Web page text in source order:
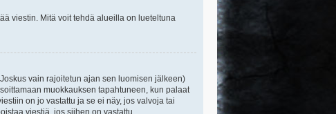
viestin. Mitä voit tehdä alueilla on lueteltuna
vain rajoitetun ajan sen luomisen jälkeen)
muokkauksen tapahtuneen, kun palaat
on jo vastattu ja se ei näy, jos valvoja tai
viestiä, jos siihen on vastattu.